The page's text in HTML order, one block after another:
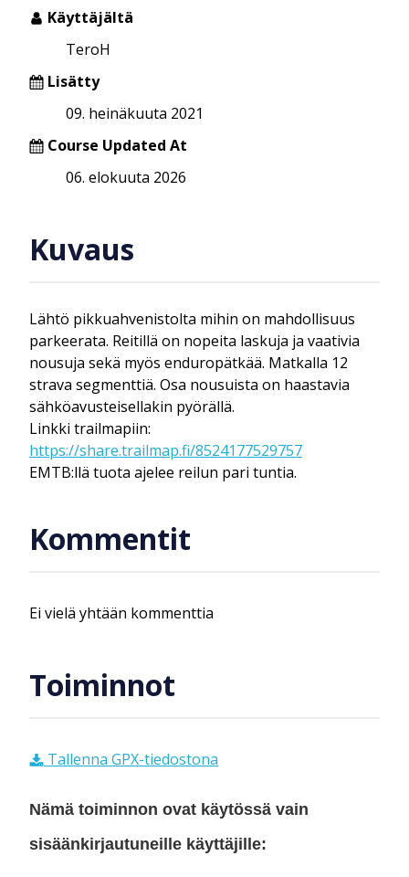
Käyttäjältä
TeroH
Lisätty
09. heinäkuuta 2021
Course Updated At
06. elokuuta 2026
Kuvaus
Lähtö pikkuahvenistolta mihin on mahdollisuus
parkeerata. Reitillä on nopeita laskuja ja vaativia
nousuja sekä myös enduropätkää. Matkalla 12
strava segmenttiä. Osa nousuista on haastavia
sähköavusteisellakin pyörällä.
Linkki trailmapiin:
https://share.trailmap.fi/8524177529757
EMTB:llä tuota ajelee reilun pari tuntia.
Kommentit
Ei vielä yhtään kommenttia
Toiminnot
Tallenna GPX-tiedostona
Nämä toiminnon ovat käytössä vain
sisäänkirjautuneille käyttäjille: